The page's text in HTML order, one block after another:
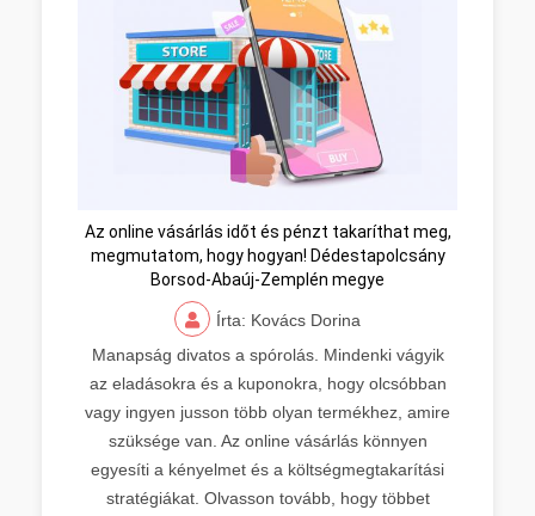
Az online vásárlás időt és pénzt takaríthat meg,
megmutatom, hogy hogyan! Dédestapolcsány
Borsod-Abaúj-Zemplén megye
Írta: Kovács Dorina
Manapság divatos a spórolás. Mindenki vágyik
az eladásokra és a kuponokra, hogy olcsóbban
vagy ingyen jusson több olyan termékhez, amire
szüksége van. Az online vásárlás könnyen
egyesíti a kényelmet és a költségmegtakarítási
stratégiákat. Olvasson tovább, hogy többet